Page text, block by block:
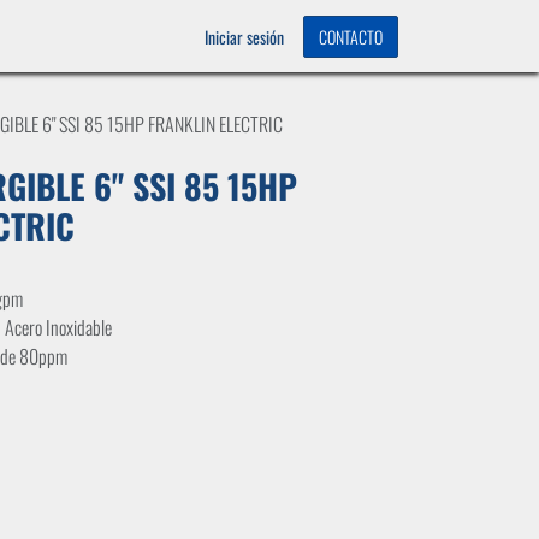
Iniciar sesión CONTACTO
6" SSI 85 15HP FRANKLIN ELECTRIC
6" SSI 85 15HP
Inoxidable
80ppm